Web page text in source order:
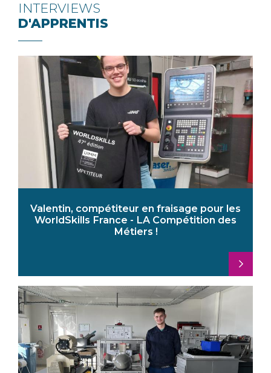
INTERVIEWS
D'APPRENTIS
Valentin, compétiteur en fraisage pour les
WorldSkills France - LA Compétition des
Métiers !